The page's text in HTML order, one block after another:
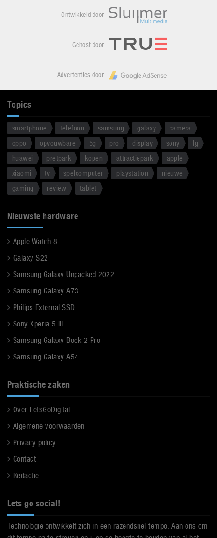
Ontwikkeld door
Gehost door
Advertenties door
Topics
smartphone telefoon samsung galaxy
camera
oppo
opvouwbare 5g pro display sony
lg
huawei
pretpark kopen attractiepark
apple
xiaomi
tv spelcomputer playstation
nieuwe
gaming
review tablet
Nieuwste hardware
Apple Watch 8
Galaxy S22
Samsung Galaxy Unpacked 2022
Samsung Galaxy A73
Philips External SSD
Sony Xperia 5 III
Samsung Galaxy Book 2 Pro
Samsung Galaxy A54
Praktische zaken
Over LetsGoDigital
Algemene voorwaarden
Privacy policy
Contact
Redactie
Lets go social!
Technologie ontwikkelt zich in een razendsnel tempo. Aan ons om